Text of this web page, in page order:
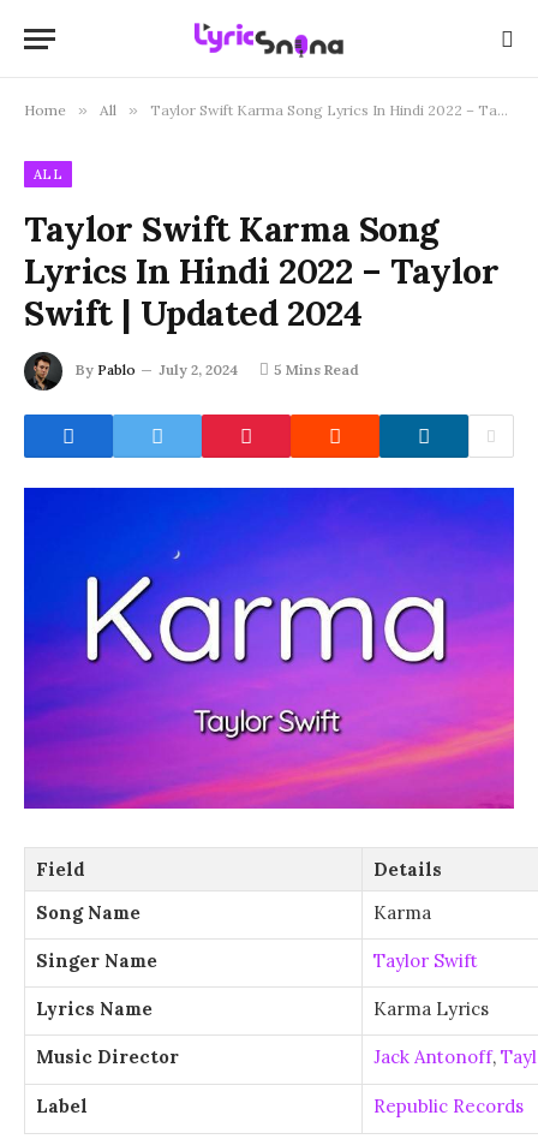
Home » All » Taylor Swift Karma Song Lyrics In Hindi 2022 – Taylor Swift | Updated 2024
ALL
Taylor Swift Karma Song
Lyrics In Hindi 2022 – Taylor
Swift | Updated 2024
By Pablo July 2, 2024 5 Mins Read
Field
Details
Song Name
Karma
Singer Name Taylor Swift
Lyrics Name Karma Lyrics
Music Director Jack Antonoff,
Label Republic Records